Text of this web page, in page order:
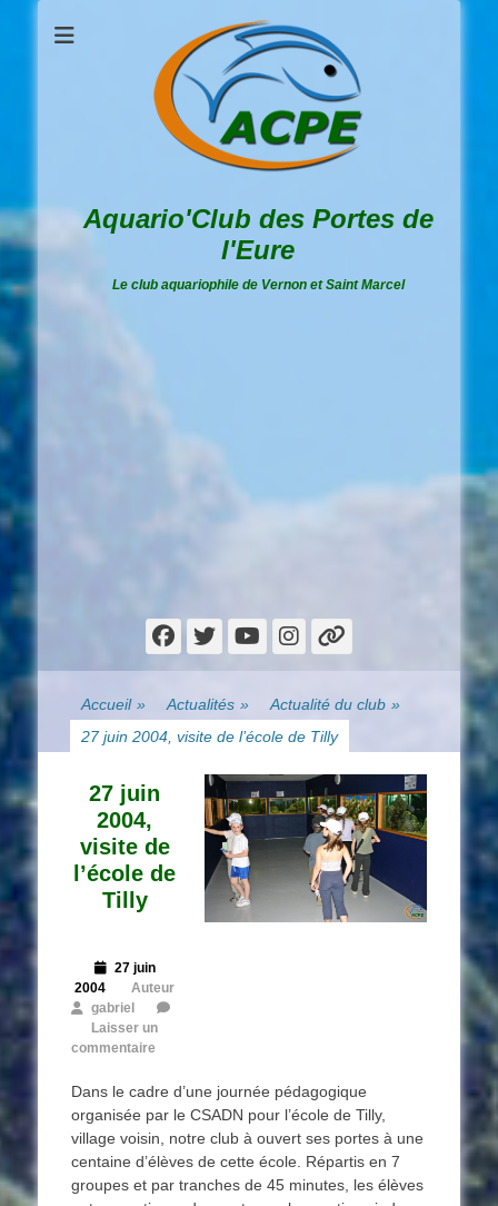
Aquario'Club des Portes de
l'Eure
Le club aquariophile de Vernon et Saint Marcel
Facebook
Twitter
YouTube
Instagram
Accueil » Actualités » Actualité du club »
27 juin 2004, visite de l’école de Tilly
27 juin
2004,
visite de
l’école de
Tilly
Posted
on
27 juin
2004
Auteur
gabriel
Laisser un
commentaire
Dans le cadre d’une journée pédagogique
organisée par le CSADN pour l’école de Tilly,
village voisin, notre club à ouvert ses portes à une
centaine d’élèves de cette école. Répartis en 7
groupes et par tranches de 45 minutes, les élèves